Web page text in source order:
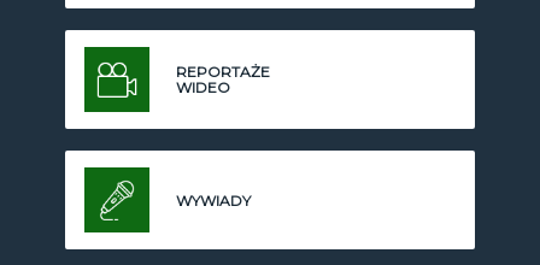
REPORTAŻE
WIDEO
WYWIADY